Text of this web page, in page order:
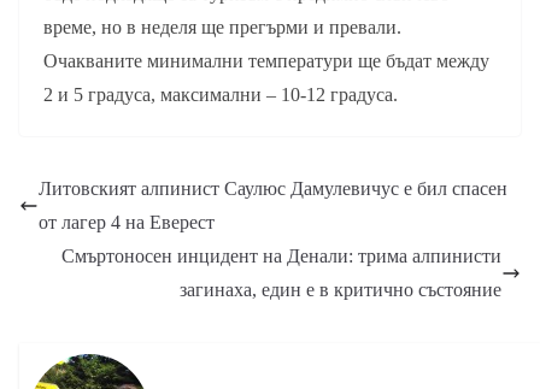
време, но в неделя ще прегърми и превали.
Очакваните минимални температури ще бъдат между
2 и 5 градуса, максимални – 10-12 градуса.
Литовският алпинист Саулюс Дамулевичус е бил спасен
от лагер 4 на Еверест
Смъртоносен инцидент на Денали: трима алпинисти
загинаха, един е в критично състояние